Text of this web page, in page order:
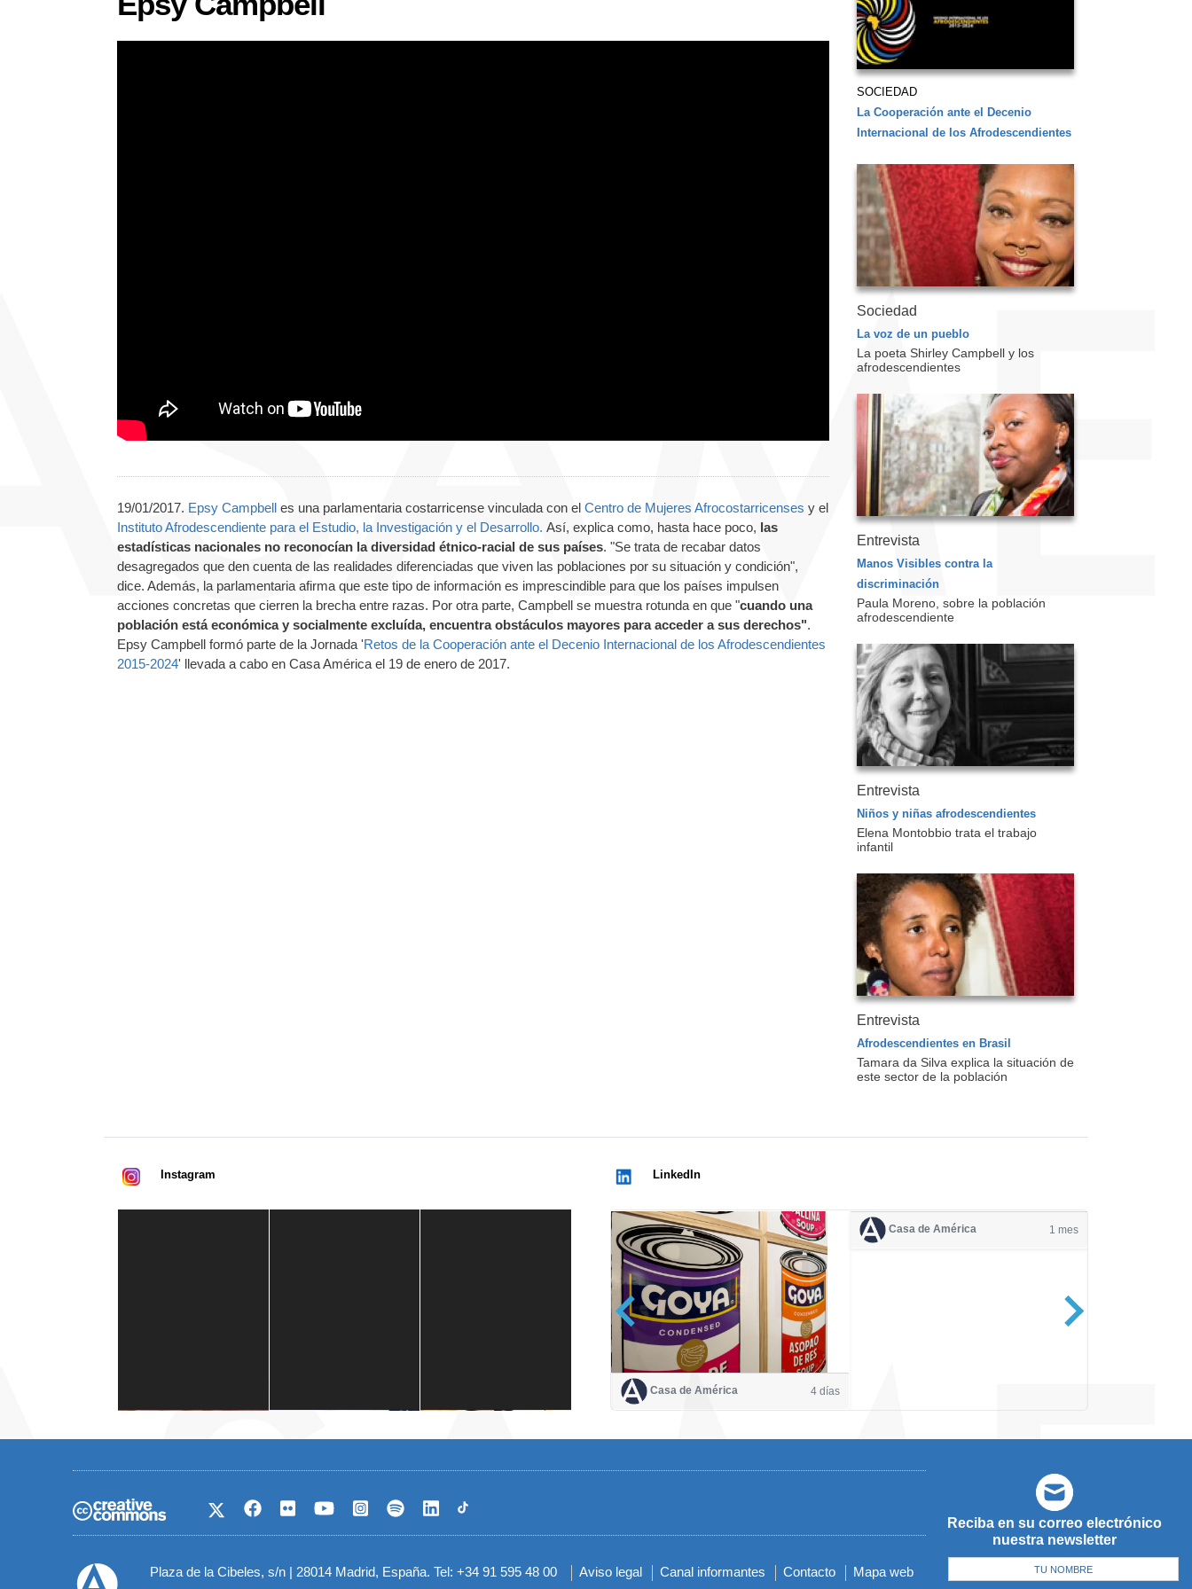
19/01/2017. Epsy Campbell es una parlamentaria costarricense vinculada con el Centro de Mujeres Afrocostarricenses y el
Instituto Afrodescendiente para el Estudio, la Investigación y el Desarrollo. Así, explica como, hasta hace poco, las
estadísticas nacionales no reconocían la diversidad étnico-racial de sus países. "Se trata de recabar datos
desagregados que den cuenta de las realidades diferenciadas que viven las poblaciones por su situación y condición",
dice. Además, la parlamentaria afirma que este tipo de información es imprescindible para que los países impulsen
acciones concretas que cierren la brecha entre razas. Por otra parte, Campbell se muestra rotunda en que "cuando una
población está económica y socialmente excluída, encuentra obstáculos mayores para acceder a sus derechos".
Epsy Campbell formó parte de la Jornada 'Retos de la Cooperación ante el Decenio Internacional de los Afrodescendientes
2015-2024' llevada a cabo en Casa América el 19 de enero de 2017.
SOCIEDAD
La Cooperación ante el Decenio
Internacional de los Afrodescendientes
Sociedad
La voz de un pueblo
La poeta Shirley Campbell y los
afrodescendientes
Entrevista
Manos Visibles contra la
discriminación
Paula Moreno, sobre la población
afrodescendiente
Entrevista
Niños y niñas afrodescendientes
Elena Montobbio trata el trabajo
infantil
Entrevista
Afrodescendientes en Brasil
Tamara da Silva explica la situación de
este sector de la población
Instagram LinkedIn
Casa de América 4 días
Casa de América 1 mes
Reciba en su correo electrónico
nuestra newsletter
Plaza de la Cibeles, s/n | 28014 Madrid, España. Tel: +34 91 595 48 00 Menú
Aviso legal Canal informantes Contacto Mapa web